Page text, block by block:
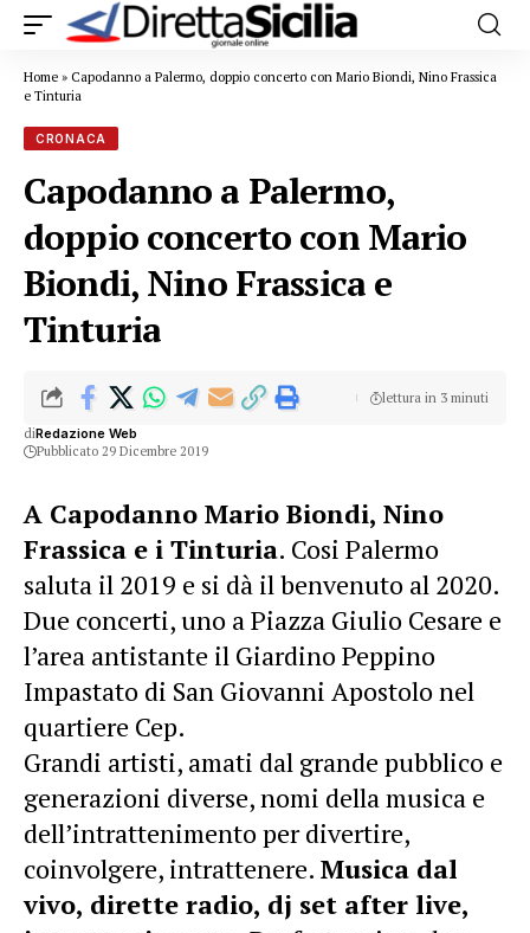
Home » Capodanno a Palermo, doppio concerto con Mario Biondi, Nino Frassica
e Tinturia
CRONACA
Capodanno a Palermo,
doppio concerto con Mario
Biondi, Nino Frassica e
Tinturia
diRedazione Web
Pubblicato 29 Dicembre 2019
lettura in 3 minuti
A Capodanno Mario Biondi, Nino
Frassica e i Tinturia. Cosi Palermo
saluta il 2019 e si dà il benvenuto al 2020.
Due concerti, uno a Piazza Giulio Cesare e
l’area antistante il Giardino Peppino
Impastato di San Giovanni Apostolo nel
quartiere Cep.
Grandi artisti, amati dal grande pubblico e
generazioni diverse, nomi della musica e
dell’intrattenimento per divertire,
coinvolgere, intrattenere. Musica dal
vivo, dirette radio, dj set after live,